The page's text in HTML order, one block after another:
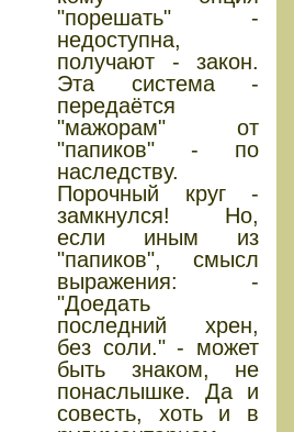
"порешать" -
недоступна,
получают - закон.
Эта система -
передаётся
"мажорам" от
"папиков" - по
наследству.
Порочный круг -
замкнулся! Но,
если иным из
"папиков", смысл
выражения: -
"Доедать
последний хрен,
без соли." - может
быть знаком, не
понаслышке. Да и
совесть, хоть и в